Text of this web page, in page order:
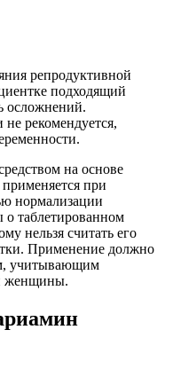
репродуктивной
подходящий
осложнений.
рекомендуется,
на основе
при
нормализации
о таблетированном
нельзя считать его
Применение должно
учитывающим
женщины.